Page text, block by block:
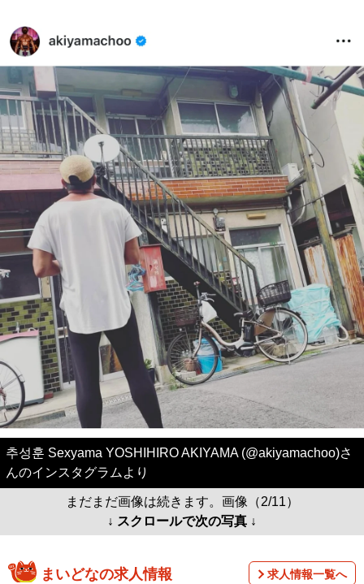
추성훈 Sexyama YOSHIHIRO AKIYAMA (@akiyamachoo)さ
んのインスタグラムより
まだまだ画像は続きます。画像（2/11）
↓ スクロールで次の写真 ↓
まいどなの求人情報 求人情報一覧へ